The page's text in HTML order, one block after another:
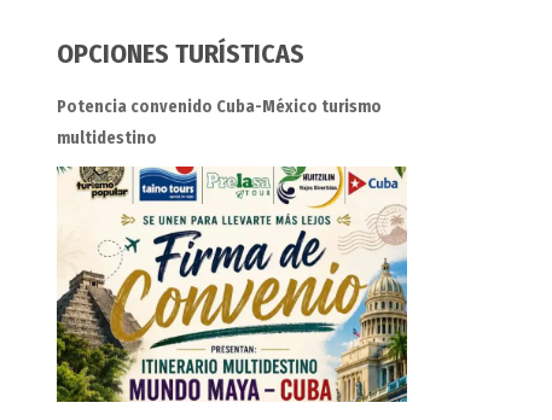
OPCIONES TURÍSTICAS
Potencia convenido Cuba-México turismo
multidestino